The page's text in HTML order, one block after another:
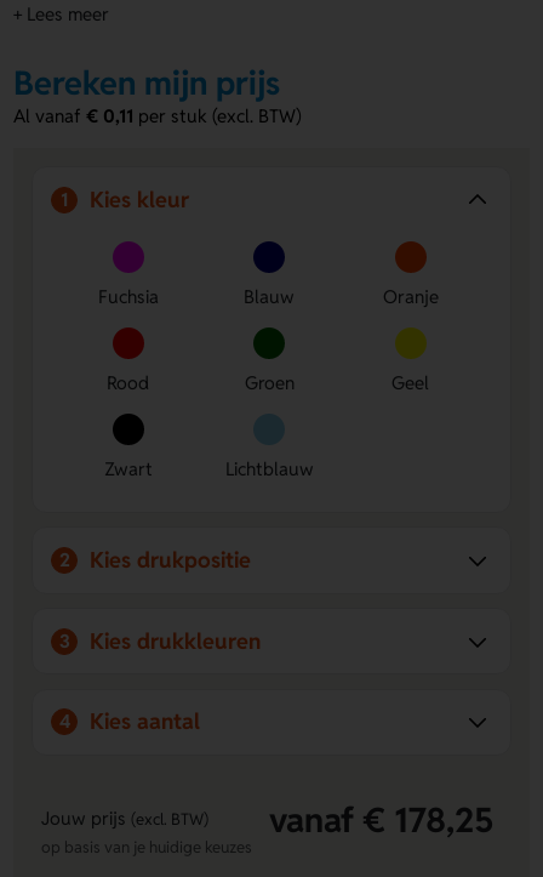
je eenvoudig een logo, naam of eigen ontwerp een leuke
Voordelen van de Snow Leopard Balpen
Ruimte voor bedrukking
ontwerp drukken op de clip of naast de clip.
Handige schrijfervaring
- De pen schrijft blauw en ligt
prettig in gebruik voor dagelijks schrijven.
+ Lees meer
Bereken mijn prijs
Al vanaf€ 0,11 per stuk (excl. BTW)
1 Kies kleur
Fuchsia Blauw Oranje
Rood Groen Geel
Zwart Lichtblauw
2 Kies drukpositie
3 Kies drukkleuren
4 Kies aantal
Jouw prijs (excl. BTW) vanaf € 178,25
op basis van je huidige keuzes